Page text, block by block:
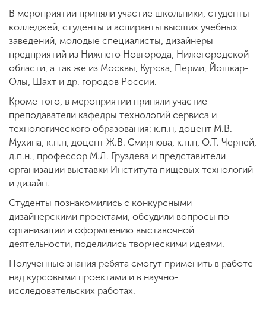
В мероприятии приняли участие школьники, студенты
колледжей, студенты и аспиранты высших учебных
заведений, молодые специалисты, дизайнеры
предприятий из Нижнего Новгорода, Нижегородской
области, а так же из Москвы, Курска, Перми, Йошкар-
Олы, Шахт и др. городов России.
Кроме того, в мероприятии приняли участие
преподаватели кафедры технологий сервиса и
технологического образования: к.п.н, доцент М.В.
Мухина, к.п.н, доцент Ж.В. Смирнова, к.п.н, О.Т. Черней,
д.п.н., профессор М.Л. Груздева и представители
организации выставки Института пищевых технологий
и дизайн.
Студенты познакомились с конкурсными
дизайнерскими проектами, обсудили вопросы по
организации и оформлению выставочной
деятельности, поделились творческими идеями.
Полученные знания ребята смогут применить в работе
над курсовыми проектами и в научно-
исследовательских работах.